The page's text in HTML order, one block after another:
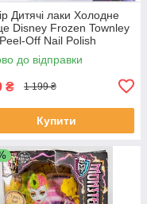
Дитячі лаки Холодне
Disney Frozen Townley
Off Nail Polish
до відправки
₴ 1 199 ₴
Купити